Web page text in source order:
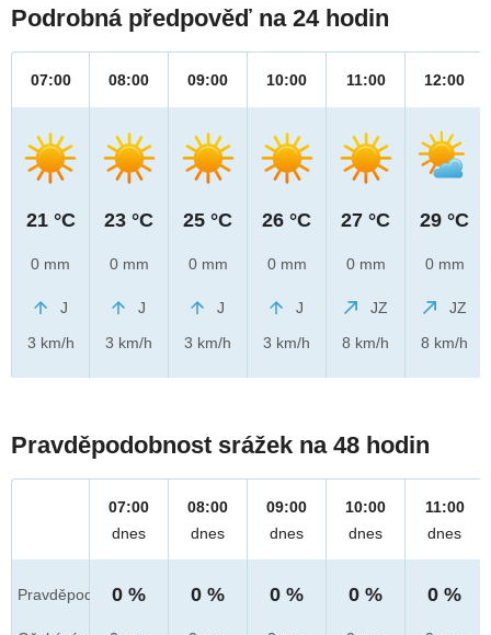
Podrobná předpověď na 24 hodin
07:00
21 °C
0 mm
J
3 km/h
08:00
23 °C
0 mm
J
3 km/h
09:00
25 °C
0 mm
J
3 km/h
10:00
26 °C
0 mm
J
3 km/h
11:00
27 °C
0 mm
JZ
8 km/h
12:00
29 °C
0 mm
JZ
8 km/h
Pravděpodobnost srážek na 48 hodin
Pravděpod.
07:00
dnes
0 %
08:00
dnes
0 %
09:00
dnes
0 %
10:00
dnes
0 %
11:00
dnes
0 %